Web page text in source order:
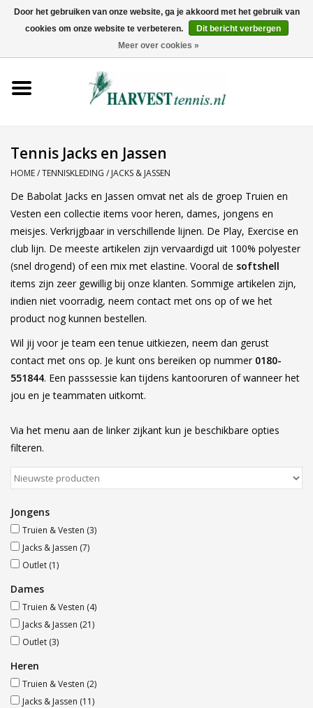
0 Artikelen - €0,00
Tenniskleding
Tassen
Ballen
Snaren
Accessoires
Sponsoring
Blog
Tennis Jacks en Jassen
HOME/TENNISKLEDING / JACKS & JASSEN
De Babolat Jacks en Jassen omvat net als de groep Truien en
Vesten een collectie items voor heren, dames, jongens en
meisjes. Verkrijgbaar in verschillende lijnen. De Play, Exercise en
club lijn. De meeste artikelen zijn vervaardigd uit 100% polyester
(snel drogend) of een mix met elastine. Vooral de softshell
items zijn zeer gewillig bij onze klanten. Sommige artikelen zijn,
indien niet voorradig, neem contact met ons op of we het
product nog kunnen bestellen.
Wil jij voor je team een tenue uitkiezen, neem dan gerust
contact met ons op. Je kunt ons bereiken op nummer 0180-
551844. Een passsessie kan tijdens kantooruren of wanneer het
jou en je teammaten uitkomt.
Via het menu aan de linker zijkant kun je beschikbare opties
filteren.
Jongens
Truien & Vesten (3)
Jacks & Jassen (7)
Outlet (1)
Dames
Truien & Vesten (4)
Jacks & Jassen (21)
Outlet (3)
Heren
Truien & Vesten (2)
Jacks & Jassen (11)
Door het gebruiken van onze website, ga je akkoord met het gebruik van
cookies om onze website te verbeteren.
Dit bericht verbergen
Meer over cookies »